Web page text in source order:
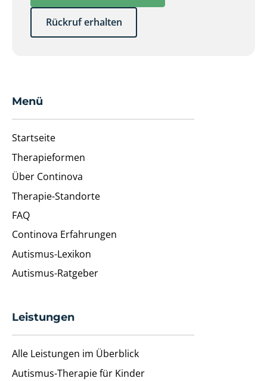
Rückruf erhalten
Menü
Startseite
Therapieformen
Über Continova
Therapie-Standorte
FAQ
Continova Erfahrungen
Autismus-Lexikon
Autismus-Ratgeber
Leistungen
Alle Leistungen im Überblick
Autismus-Therapie für Kinder